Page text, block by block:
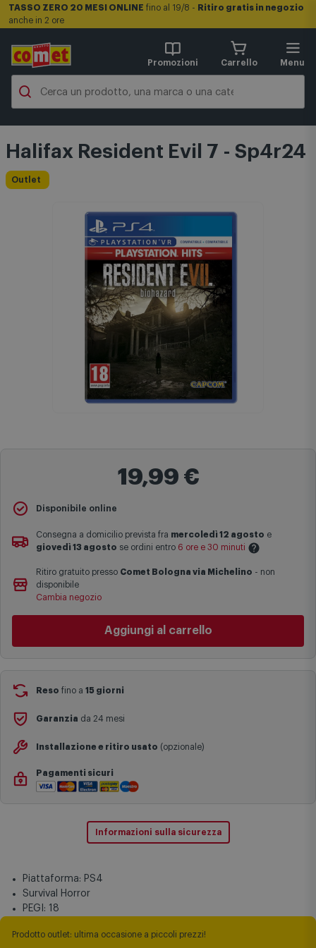
TASSO ZERO 20 MESI ONLINE fino al 19/8 - Ritiro gratis in negozio
anche in 2 ore
Promozioni Carrello Menu
Halifax Resident Evil 7 - Sp4r24
Outlet
19,99 €
Disponibile online
Consegna a domicilio prevista fra mercoledì 12 agosto e
giovedì 13 agosto se ordini entro 6 ore e 30 minuti
Le date previste per la consegna sono una stima approssimativa
basata sulle statistiche di consegna in possesso di Comet.
complesse come isole e regioni montane, consegna nei periodi
festivi e ricorrenze principali o in circostanze eccezionali).
nella pagina del prodotto.
Ritiro gratuito presso Comet Bologna via Michelino - non
disponibile
Cambia negozio
Aggiungi al carrello
Reso fino a 15 giorni
Garanzia da 24 mesi
Installazione e ritiro usato (opzionale)
Pagamenti sicuri
Informazioni sulla sicurezza
Piattaforma: PS4
Survival Horror
PEGI: 18
Prodotto outlet: ultima occasione a piccoli prezzi!